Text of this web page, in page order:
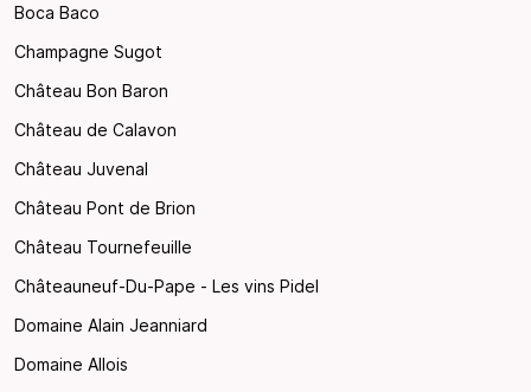
Boca Baco
Champagne Sugot
Château Bon Baron
Château de Calavon
Château Juvenal
Château Pont de Brion
Château Tournefeuille
Châteauneuf-Du-Pape - Les vins Pidel
Domaine Alain Jeanniard
Domaine Allois